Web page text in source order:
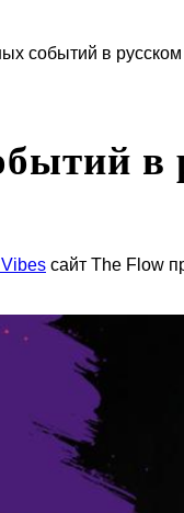
событий в
в
сайт The Flow